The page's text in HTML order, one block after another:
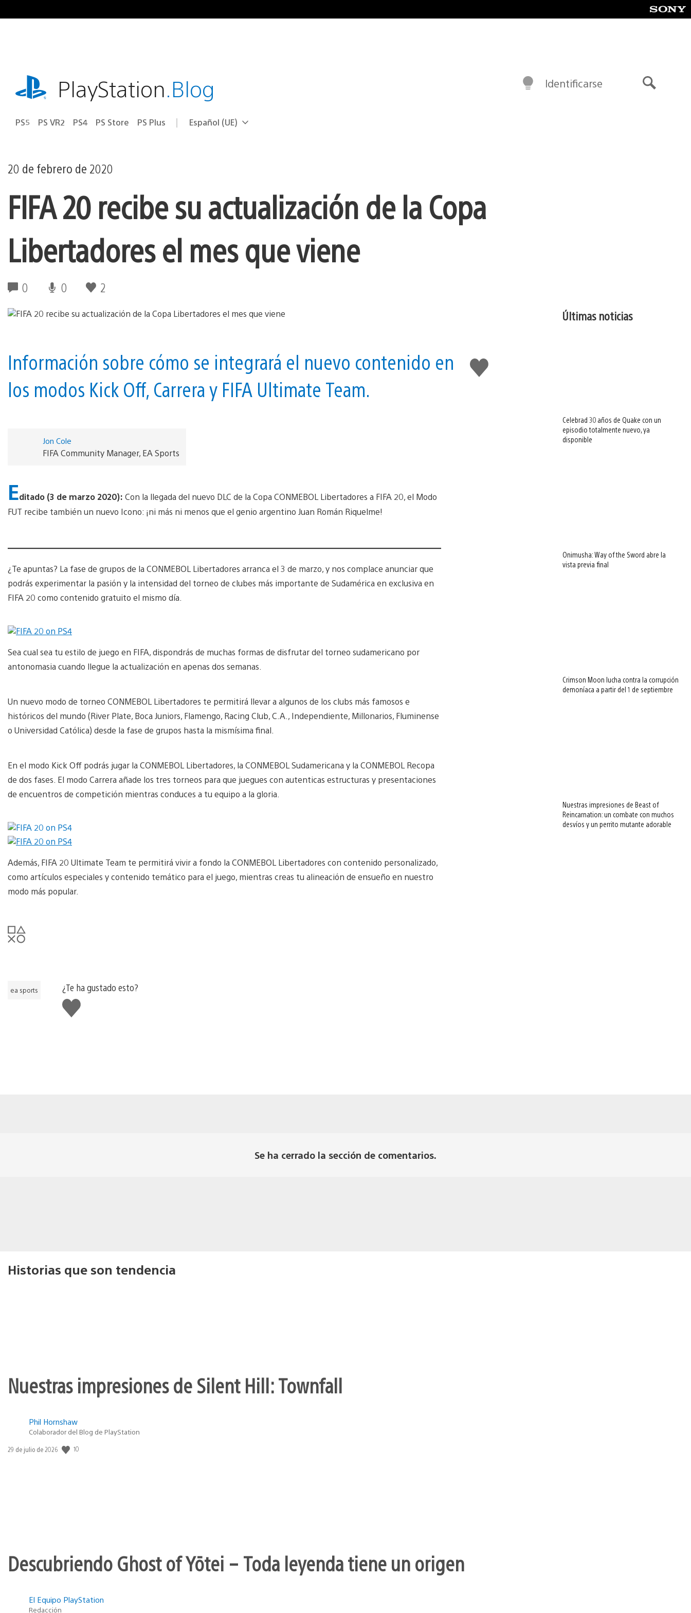
al
playstation.comPlayStation.Blog
PS5 PS VR2 PS4 PS Store PS Plus Selecciona
Región
Español (UE)
Identificarse
20 de febrero de 2020
FIFA 20 recibe su actualización de la Copa
Libertadores el mes que viene
0 0 2
Me
gusta
esto
Información sobre cómo se integrará el nuevo contenido en
los modos Kick Off, Carrera y FIFA Ultimate Team.
Jon Cole
FIFA Community Manager, EA Sports
Editado (3 de marzo 2020): Con la llegada del nuevo DLC de la Copa CONMEBOL Libertadores a FIFA 20, el Modo
FUT recibe también un nuevo Icono: ¡ni más ni menos que el genio argentino Juan Román Riquelme!
¿Te apuntas? La fase de grupos de la CONMEBOL Libertadores arranca el 3 de marzo, y nos complace anunciar que
podrás experimentar la pasión y la intensidad del torneo de clubes más importante de Sudamérica en exclusiva en
FIFA 20 como contenido gratuito el mismo día.
Sea cual sea tu estilo de juego en FIFA, dispondrás de muchas formas de disfrutar del torneo sudamericano por
antonomasia cuando llegue la actualización en apenas dos semanas.
Un nuevo modo de torneo CONMEBOL Libertadores te permitirá llevar a algunos de los clubs más famosos e
históricos del mundo (River Plate, Boca Juniors, Flamengo, Racing Club, C.A., Independiente, Millonarios, Fluminense
o Universidad Católica) desde la fase de grupos hasta la mismísima final.
En el modo Kick Off podrás jugar la CONMEBOL Libertadores, la CONMEBOL Sudamericana y la CONMEBOL Recopa
de dos fases. El modo Carrera añade los tres torneos para que juegues con autenticas estructuras y presentaciones
de encuentros de competición mientras conduces a tu equipo a la gloria.
Además, FIFA 20 Ultimate Team te permitirá vivir a fondo la CONMEBOL Libertadores con contenido personalizado,
como artículos especiales y contenido temático para el juego, mientras creas tu alineación de ensueño en nuestro
modo más popular.
ea sports
¿Te ha gustado esto?
Me
gusta
esto
Últimas noticias
Celebrad 30 años de Quake con un
episodio totalmente nuevo, ya
disponible
Onimusha: Way of the Sword abre la
vista previa final
Crimson Moon lucha contra la corrupción
demoníaca a partir del 1 de septiembre
Nuestras impresiones de Beast of
Reincarnation: un combate con muchos
desvíos y un perrito mutante adorable
Se ha cerrado la sección de comentarios.
Historias que son tendencia
Nuestras impresiones de Silent Hill: Townfall
Phil Hornshaw
Colaborador del Blog de PlayStation
Fecha
29 de julio de 2026 10
Descubriendo Ghost of Yōtei – Toda leyenda tiene un origen
El Equipo PlayStation
Redacción